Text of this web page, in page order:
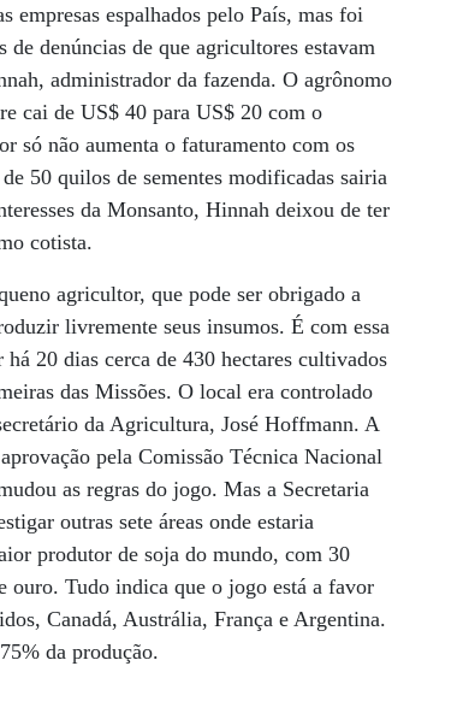
empresas espalhados pelo País, mas foi
denúncias de que agricultores estavam
administrador da fazenda. O agrônomo
cai de US$ 40 para US$ 20 com o
só não aumenta o faturamento com os
50 quilos de sementes modificadas sairia
da Monsanto, Hinnah deixou de ter
cotista.
agricultor, que pode ser obrigado a
livremente seus insumos. É com essa
20 dias cerca de 430 hectares cultivados
das Missões. O local era controlado
da Agricultura, José Hoffmann. A
pela Comissão Técnica Nacional
as regras do jogo. Mas a Secretaria
outras sete áreas onde estaria
produtor de soja do mundo, com 30
ouro. Tudo indica que o jogo está a favor
Canadá, Austrália, França e Argentina.
da produção.